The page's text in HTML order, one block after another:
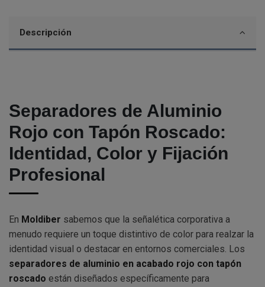
Descripción
Separadores de Aluminio
Rojo con Tapón Roscado:
Identidad, Color y Fijación
Profesional
En Moldiber sabemos que la señalética corporativa a
menudo requiere un toque distintivo de color para realzar la
identidad visual o destacar en entornos comerciales. Los
separadores de aluminio en acabado rojo con tapón
roscado están diseñados específicamente para